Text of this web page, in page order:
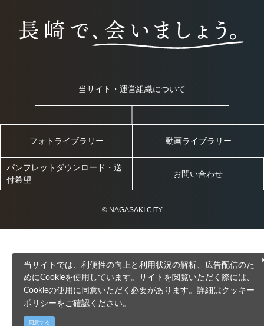
当サイト・運営組織について
フォトライブラリー 動画ライブラリー
パンフレットダウンロード・送
付希望
お問い合わせ
© NAGASAKI CITY
当サイトでは、利便性の向上と利用状況の解析、広告配信のた
めにCookieを使用しています。サイトを閲覧いただく際には、
Cookieの使用に同意いただく必要があります。詳細はクッキー
ポリシーをご確認ください。
同意する